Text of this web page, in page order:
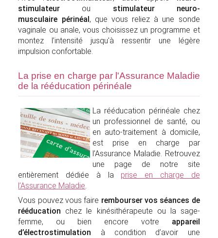
stimulateur ou stimulateur neuro-
musculaire périnéal, que vous reliez à une sonde
vaginale ou anale, vous choisissez un programme et
montez l’intensité jusqu'à ressentir une légère
impulsion confortable.
La prise en charge par l'Assurance Maladie
de la rééducation périnéale
La rééducation périnéale chez
un professionnel de santé, ou
en auto-traitement à domicile,
est prise en charge par
l’Assurance Maladie. Retrouvez
une page de notre site
entièrement dédiée à la prise en charge de
l’Assurance Maladie.
Vous pouvez vous faire rembourser vos séances de
rééducation chez le kinésithérapeute ou la sage-
femme, ou bien encore votre appareil
d’électrostimulation à condition d’avoir une